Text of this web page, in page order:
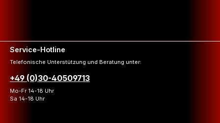
Service-Hotline
Telefonische Unterstützung und Beratung unter:
+49 (0)30-40509713
Mo-Fr 14-18 Uhr
Sa 14-18 Uhr